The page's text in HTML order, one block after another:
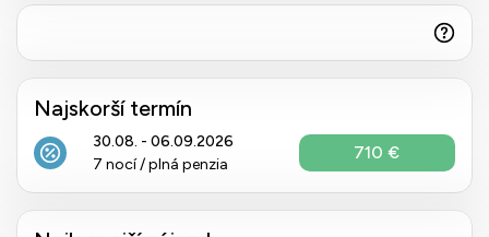
Najskorší termín
30.08. - 06.09.2026
7 nocí / plná penzia
710 €